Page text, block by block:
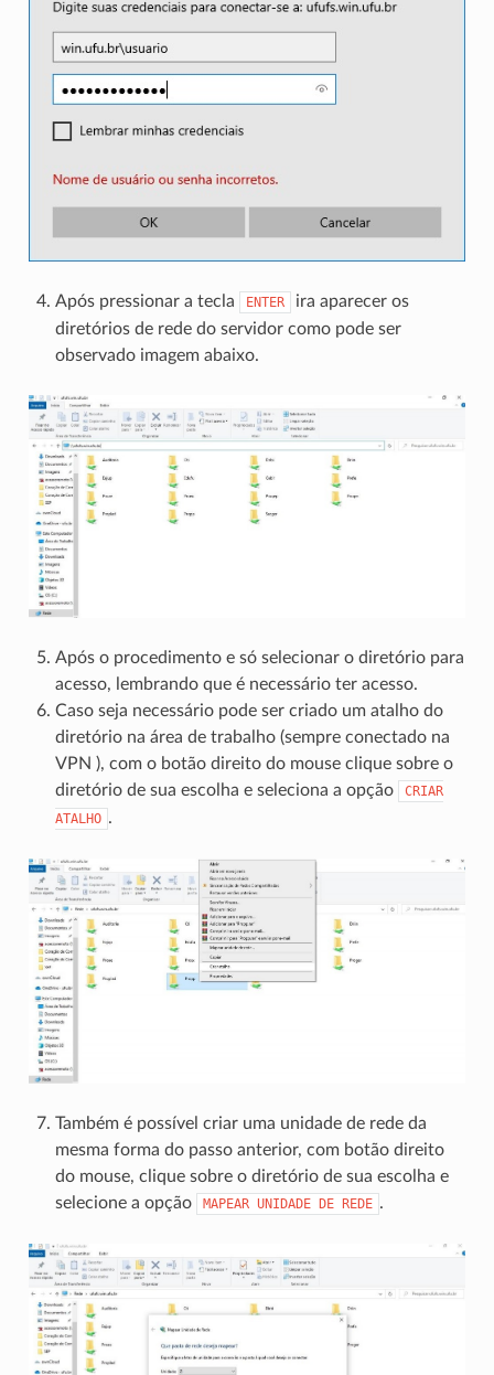
Após pressionar a tecla ENTER
ira aparecer os
diretórios de rede do servidor como pode ser
observado imagem abaixo.
Após o procedimento e só selecionar o diretório para
acesso, lembrando que é necessário ter acesso.
Caso seja necessário pode ser criado um atalho do
diretório na área de trabalho (sempre conectado na
VPN ), com o botão direito do mouse clique sobre o
diretório de sua escolha e seleciona a opção
CRIAR
ATALHO .
Também é possível criar uma unidade de rede da
mesma forma do passo anterior, com botão direito
do mouse, clique sobre o diretório de sua escolha e
selecione a opção
MAPEAR UNIDADE DE REDE .